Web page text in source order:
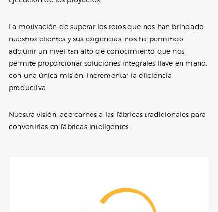
La motivación de superar los retos que nos han brindado
nuestros clientes y sus exigencias, nos ha permitido
adquirir un nivel tan alto de conocimiento que nos
permite proporcionar soluciones integrales llave en mano,
con una única misión: incrementar la eficiencia
productiva.
Nuestra visión, acercarnos a las fábricas tradicionales para
convertirlas en fábricas inteligentes.